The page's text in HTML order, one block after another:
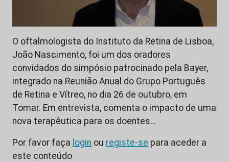
O oftalmologista do Instituto da Retina de Lisboa,
João Nascimento, foi um dos oradores
convidados do simpósio patrocinado pela Bayer,
integrado na Reunião Anual do Grupo Português
de Retina e Vítreo, no dia 26 de outubro, em
Tomar. Em entrevista, comenta o impacto de uma
nova terapêutica para os doentes…
Por favor faça login ou registe-se para aceder a
este conteúdo